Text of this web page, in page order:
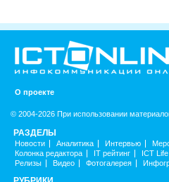
О проекте
© 2004-2026 При использовании
РАЗДЕЛЫ
Новости Аналитика Интервью
Колонка редактора
IT рейтинг ICT Life
Релизы
Видео Фотогалерея